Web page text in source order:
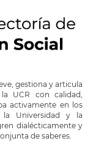
gestiona y articula
UCR con calidad,
activamente en los
la Universidad y la
dialécticamente y
de saberes.